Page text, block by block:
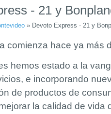
- 21 y
» Devoto Express - 21 y
comienza hace ya más
hemos estado a la
e incorporando
de productos de
la calidad de vida